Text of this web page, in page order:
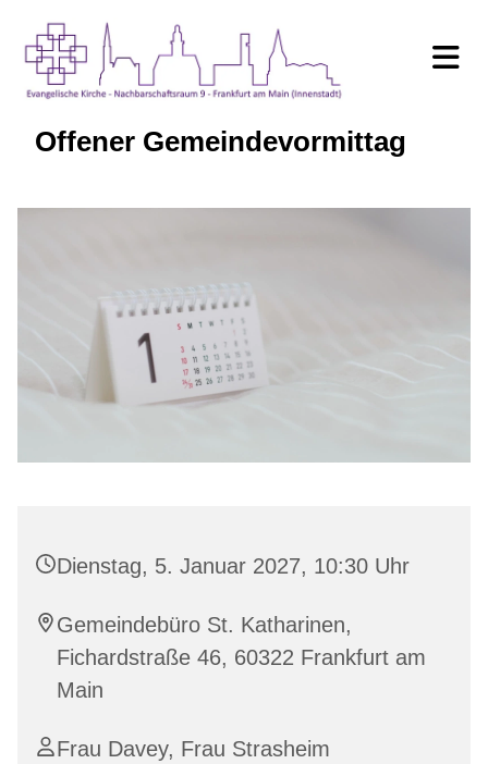
Offener Gemeindevormittag
Dienstag, 5. Januar 2027, 10:30 Uhr
Gemeindebüro St. Katharinen,
Fichardstraße 46, 60322 Frankfurt am
Main
Frau Davey, Frau Strasheim